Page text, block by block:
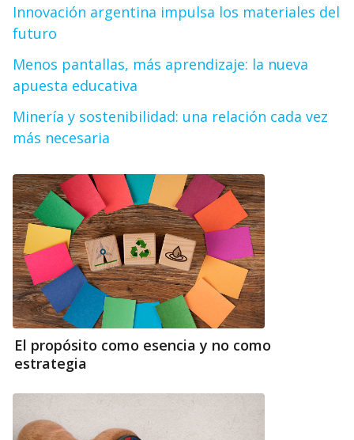
Innovación argentina impulsa los materiales del
futuro
Menos pantallas, más aprendizaje: la nueva
apuesta educativa
Minería y sostenibilidad: una relación cada vez
más necesaria
El propósito como esencia y no como
estrategia